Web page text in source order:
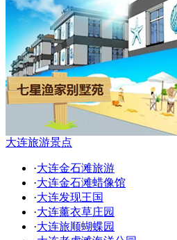
大连旅游景点
·大连金石滩旅游
·大连金石滩蜡像馆
·大连发现王国
·大连薰衣草庄园
·大连旅顺蝴蝶园